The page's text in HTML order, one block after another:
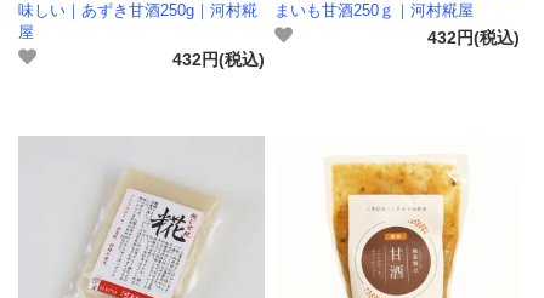
味しい｜あずき甘酒250g｜河村糀
屋
432円(税込)
まいも甘酒250ｇ｜河村糀屋
432円(税込)